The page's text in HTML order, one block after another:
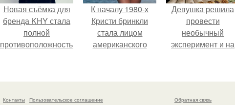
Новая съёмка для
бренда KHY стала
полной
противоположностью
ассоциировалась
К началу 1980-х
Кристи бринкли
стала лицом
американского
воплощением
Девушка решила
провести
необычный
эксперимент и на
одной шаурмой.
Контакты Пользовательское соглашение Обратная связь